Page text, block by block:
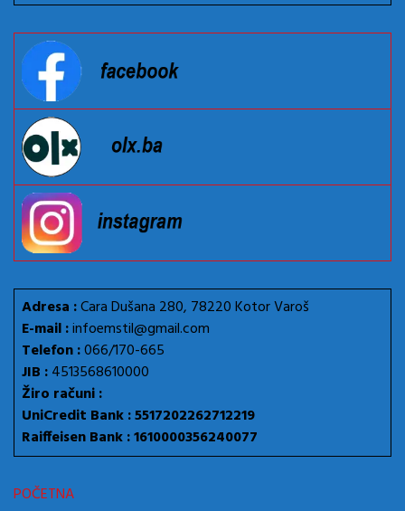
Adresa :Cara Dušana 280, 78220 Kotor Varoš
E-mail :infoemstil@gmail.com
Telefon :066/170-665
JIB :4513568610000
Žiro računi :
UniCredit Bank : 5517202262712219
Raiffeisen Bank : 1610000356240077
POČETNA